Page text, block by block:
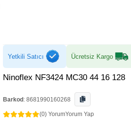
Yetkili Satıcı Ücretsiz Kargo
Ninoflex NF3424 MC30 44 16 128
Barkod : 8681990160268
(0) YorumYorum Yap